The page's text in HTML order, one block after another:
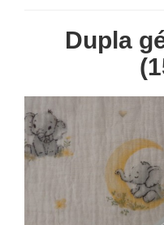
Dupla